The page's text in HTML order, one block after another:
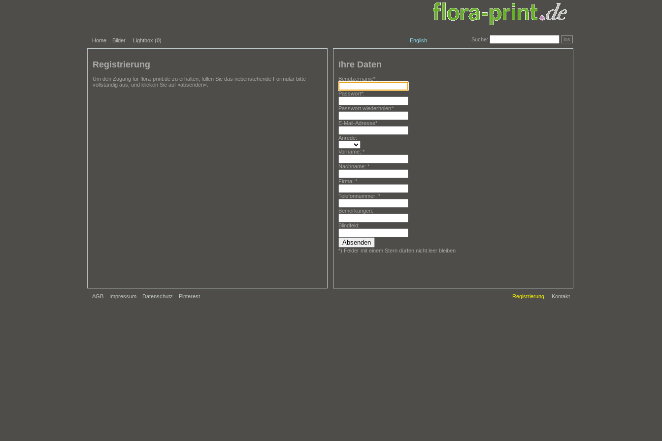
Home Bilder Lightbox (0) Suche: los
English
AGB Impressum Datenschutz Pinterest Registrierung Kontakt
Registrierung
Um den Zugang für flora-print.de zu erhalten, füllen Sie das nebenstehende Formular bitte
vollständig aus, und klicken Sie auf »absenden«.
Ihre Daten
Benutzername*:
Passwort*:
Passwort wiederholen*:
E-Mail-Adresse*:
Anrede:
Vorname: *
Nachname: *
Firma: *
Telefonnummer: *
Bemerkungen:
Blindfeld:
Absenden
*) Felder mit einem Stern dürfen nicht leer bleiben